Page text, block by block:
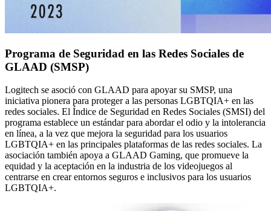
Programa de Seguridad en las Redes Sociales de
GLAAD (SMSP)
Logitech se asoció con GLAAD para apoyar su SMSP, una
iniciativa pionera para proteger a las personas LGBTQIA+ en las
redes sociales. El Índice de Seguridad en Redes Sociales (SMSI) del
programa establece un estándar para abordar el odio y la intolerancia
en línea, a la vez que mejora la seguridad para los usuarios
LGBTQIA+ en las principales plataformas de las redes sociales. La
asociación también apoya a GLAAD Gaming, que promueve la
equidad y la aceptación en la industria de los videojuegos al
centrarse en crear entornos seguros e inclusivos para los usuarios
LGBTQIA+.